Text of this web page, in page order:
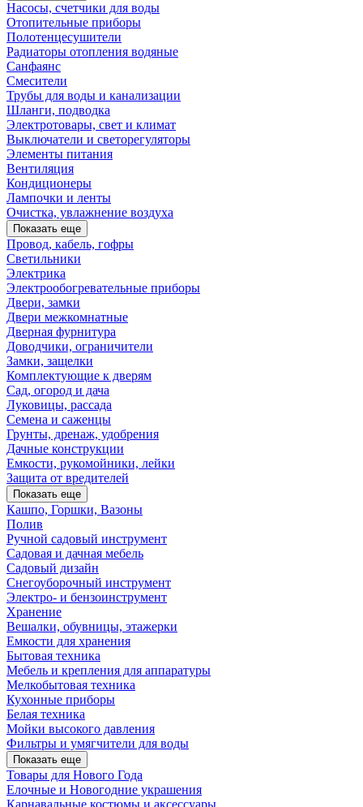
Насосы, счетчики для воды
Отопительные приборы
Полотенцесушители
Радиаторы отопления водяные
Санфаянс
Смесители
Трубы для воды и канализации
Шланги, подводка
Электротовары, свет и климат
Выключатели и светорегуляторы
Элементы питания
Вентиляция
Кондиционеры
Лампочки и ленты
Очистка, увлажнение воздуха
Показать еще
Провод, кабель, гофры
Светильники
Электрика
Электрообогревательные приборы
Двери, замки
Двери межкомнатные
Дверная фурнитура
Доводчики, ограничители
Замки, защелки
Комплектующие к дверям
Сад, огород и дача
Луковицы, рассада
Семена и саженцы
Грунты, дренаж, удобрения
Дачные конструкции
Емкости, рукомойники, лейки
Защита от вредителей
Показать еще
Кашпо, Горшки, Вазоны
Полив
Ручной садовый инструмент
Садовая и дачная мебель
Садовый дизайн
Снегоуборочный инструмент
Электро- и бензоинструмент
Хранение
Вешалки, обувницы, этажерки
Емкости для хранения
Бытовая техника
Мебель и крепления для аппаратуры
Мелкобытовая техника
Кухонные приборы
Белая техника
Мойки высокого давления
Фильтры и умягчители для воды
Показать еще
Товары для Нового Года
Елочные и Новогодние украшения
Карнавальные костюмы и аксессуары